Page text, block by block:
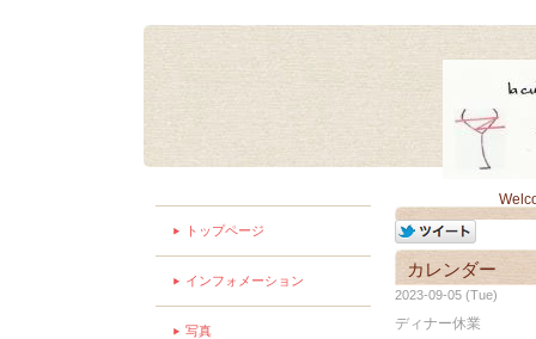
カレンダー
2023-09-05 (Tue)
ディナー休業
トップページ
インフォメーション
写真